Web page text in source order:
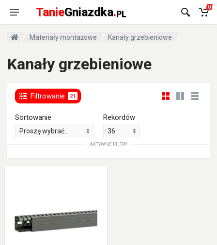
TanieGniazdka.PL
0
Materiały montażowe Kanały grzebieniowe
Kanały grzebieniowe
Filtrowanie 21
Sortowanie Rekordów
AKTYWNE FILTRY